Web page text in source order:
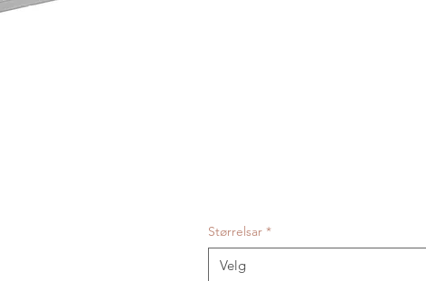
Størrelsar *
Velg